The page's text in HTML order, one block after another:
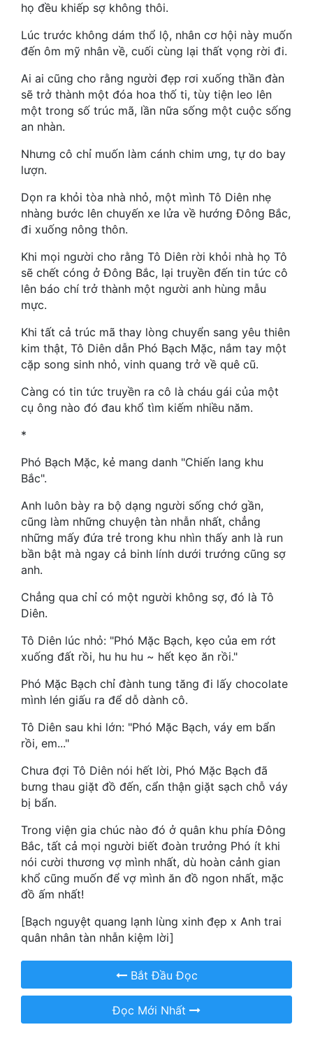
Huyền Nghi
Huyền Ảo
Hệ Thống
Học Đường
Khoa Huyễn
Khoa Huyễn Không Gian
Kinh Dị
Kiếm Hiệp
Kỳ Huyễn
Kỳ Ảo
Làm Giàu
Lịch Sử
Mạt Thế
Mỹ Thực
Ngôn Tình
Ngược
Nữ Cường
Nữ Phụ
Phong Thủy - Tâm Linh
Phản Phái
Quan Trường
Sảng Văn
Sủng
Tiên Hiệp
Tiểu Thuyết
Triều Đấu
Trùng Sinh
Trọng Sinh
họ đều khiếp sợ không thôi.
Lúc trước không dám thổ lộ, nhân cơ hội này muốn
đến ôm mỹ nhân về, cuối cùng lại thất vọng rời đi.
Ai ai cũng cho rằng người đẹp rơi xuống thần đàn
sẽ trở thành một đóa hoa thố ti, tùy tiện leo lên
một trong số trúc mã, lần nữa sống một cuộc sống
an nhàn.
Nhưng cô chỉ muốn làm cánh chim ưng, tự do bay
lượn.
Dọn ra khỏi tòa nhà nhỏ, một mình Tô Diên nhẹ
nhàng bước lên chuyến xe lửa về hướng Đông Bắc,
đi xuống nông thôn.
Khi mọi người cho rằng Tô Diên rời khỏi nhà họ Tô
sẽ chết cóng ở Đông Bắc, lại truyền đến tin tức cô
lên báo chí trở thành một người anh hùng mẫu
mực.
Khi tất cả trúc mã thay lòng chuyển sang yêu thiên
kim thật, Tô Diên dẫn Phó Bạch Mặc, nắm tay một
cặp song sinh nhỏ, vinh quang trở về quê cũ.
Càng có tin tức truyền ra cô là cháu gái của một
cụ ông nào đó đau khổ tìm kiếm nhiều năm.
*
Phó Bạch Mặc, kẻ mang danh "Chiến lang khu
Bắc".
Anh luôn bày ra bộ dạng người sống chớ gần,
cũng làm những chuyện tàn nhẫn nhất, chẳng
những mấy đứa trẻ trong khu nhìn thấy anh là run
bần bật mà ngay cả binh lính dưới trướng cũng sợ
anh.
Chẳng qua chỉ có một người không sợ, đó là Tô
Diên.
Tô Diên lúc nhỏ: "Phó Mặc Bạch, kẹo của em rớt
xuống đất rồi, hu hu hu ~ hết kẹo ăn rồi."
Phó Mặc Bạch chỉ đành tung tăng đi lấy chocolate
mình lén giấu ra để dỗ dành cô.
Tô Diên sau khi lớn: "Phó Mặc Bạch, váy em bẩn
rồi, em..."
Chưa đợi Tô Diên nói hết lời, Phó Mặc Bạch đã
bưng thau giặt đồ đến, cẩn thận giặt sạch chỗ váy
bị bẩn.
Trong viện gia chúc nào đó ở quân khu phía Đông
Bắc, tất cả mọi người biết đoàn trưởng Phó ít khi
nói cười thương vợ mình nhất, dù hoàn cảnh gian
khổ cũng muốn để vợ mình ăn đồ ngon nhất, mặc
đồ ấm nhất!
[Bạch nguyệt quang lạnh lùng xinh đẹp x Anh trai
quân nhân tàn nhẫn kiệm lời]
Bắt Đầu Đọc
Đọc Mới Nhất